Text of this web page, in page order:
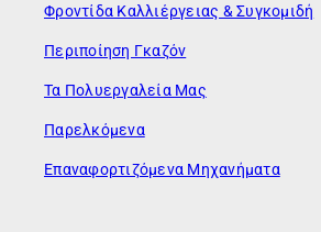
Φροντίδα Καλλιέργειας & Συγκομιδή
Περιποίηση Γκαζόν
Τα Πολυεργαλεία Μας
Παρελκόμενα
Επαναφορτιζόμενα Μηχανήματα